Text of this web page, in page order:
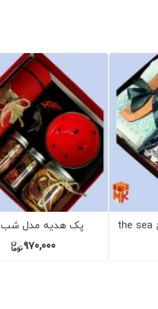
پک هدیه پسرانه مدل the sea
پک هدیه دخترانه مدل pink 2
1,600,000